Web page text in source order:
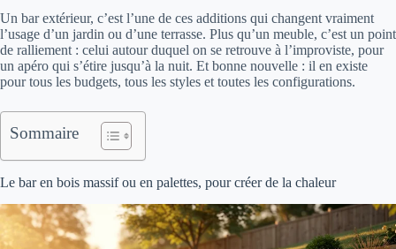
Un bar extérieur, c’est l’une de ces additions qui changent vraiment
l’usage d’un jardin ou d’une terrasse. Plus qu’un meuble, c’est un point
de ralliement : celui autour duquel on se retrouve à l’improviste, pour
un apéro qui s’étire jusqu’à la nuit. Et bonne nouvelle : il en existe
pour tous les budgets, tous les styles et toutes les configurations.
Sommaire
Le bar en bois massif ou en palettes, pour créer de la chaleur